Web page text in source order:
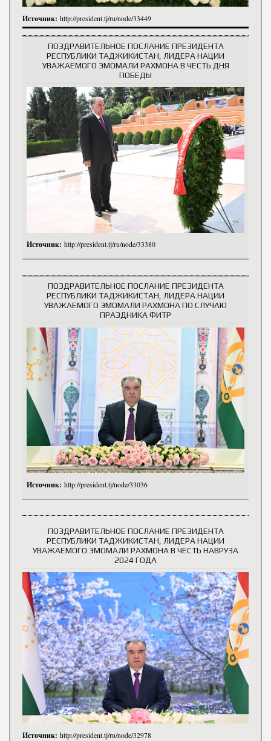
Источник: http://president.tj/ru/node/33449
ПОЗДРАВИТЕЛЬНОЕ ПОСЛАНИЕ ПРЕЗИДЕНТА
РЕСПУБЛИКИ ТАДЖИКИСТАН, ЛИДЕРА НАЦИИ
УВАЖАЕМОГО ЭМОМАЛИ РАХМОНА В ЧЕСТЬ ДНЯ
ПОБЕДЫ
Источник: http://president.tj/ru/node/33380
ПОЗДРАВИТЕЛЬНОЕ ПОСЛАНИЕ ПРЕЗИДЕНТА
РЕСПУБЛИКИ ТАДЖИКИСТАН, ЛИДЕРА НАЦИИ
УВАЖАЕМОГО ЭМОМАЛИ РАХМОНА ПО СЛУЧАЮ
ПРАЗДНИКА ФИТР
Источник: http://president.tj/node/33036
ПОЗДРАВИТЕЛЬНОЕ ПОСЛАНИЕ ПРЕЗИДЕНТА
РЕСПУБЛИКИ ТАДЖИКИСТАН, ЛИДЕРА НАЦИИ
УВАЖАЕМОГО ЭМОМАЛИ РАХМОНА В ЧЕСТЬ НАВРУЗА
2024 ГОДА
Источник: http://president.tj/ru/node/32978